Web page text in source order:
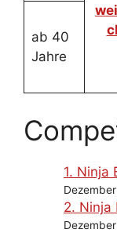
ab 40
Jahre
1. Ninja
2. Ninja